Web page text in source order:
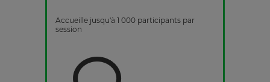
Accueille jusqu'à 1 000 participants par
session